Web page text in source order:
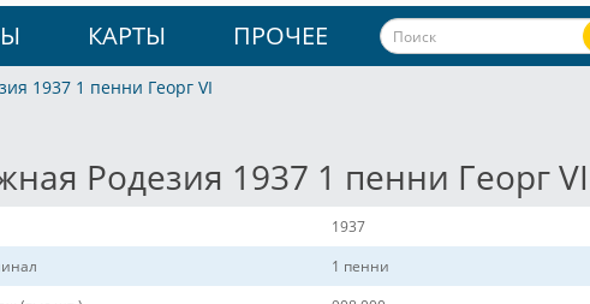
КАРТЫ ПРОЧЕЕ
1937 1 пенни Георг VI
Родезия 1937 1 пенни Георг VI
1937
1 пенни